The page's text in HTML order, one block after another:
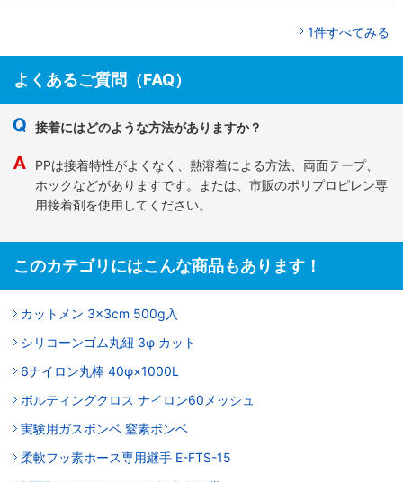
1件すべてみる
よくあるご質問（FAQ）
接着にはどのような方法がありますか？
PPは接着特性がよくなく、熱溶着による方法、両面テープ、
ホックなどがありますです。または、市販のポリプロピレン専
用接着剤を使用してください。
このカテゴリにはこんな商品もあります！
カットメン 3×3cm 500g入
シリコーンゴム丸紐 3φ カット
6ナイロン丸棒 40φ×1000L
ボルティングクロス ナイロン60メッシュ
実験用ガスボンベ 窒素ボンベ
柔軟フッ素ホース専用継手 E-FTS-15